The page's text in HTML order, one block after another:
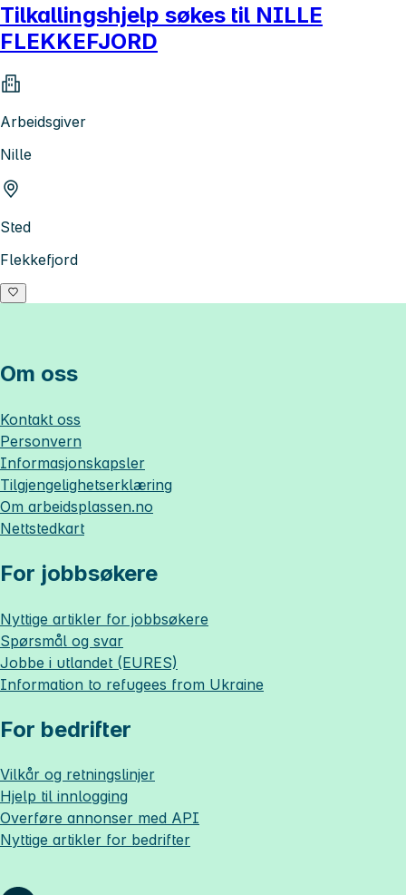
Tilkallingshjelp søkes til NILLE
FLEKKEFJORD
Arbeidsgiver
Nille
Sted
Flekkefjord
Om oss
Kontakt oss
Personvern
Informasjonskapsler
Tilgjengelighetserklæring
Om arbeidsplassen.no
Nettstedkart
For jobbsøkere
Nyttige artikler for jobbsøkere
Spørsmål og svar
Jobbe i utlandet (EURES)
Information to refugees from Ukraine
For bedrifter
Vilkår og retningslinjer
Hjelp til innlogging
Overføre annonser med API
Nyttige artikler for bedrifter